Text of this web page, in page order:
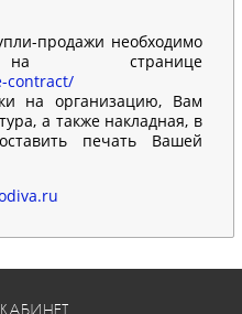
продажи необходимо
на странице
contract/
на организацию, Вам
а также накладная, в
печать Вашей